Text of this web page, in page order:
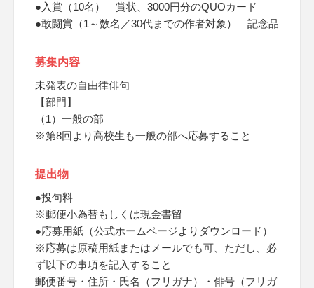
●入賞（10名） 賞状、3000円分のQUOカード
●敢闘賞（1～数名／30代までの作者対象） 記念品
募集内容
未発表の自由律俳句
【部門】
（1）一般の部
※第8回より高校生も一般の部へ応募すること
提出物
●投句料
※郵便小為替もしくは現金書留
●応募用紙（公式ホームページよりダウンロード）
※応募は原稿用紙またはメールでも可、ただし、必
ず以下の事項を記入すること
郵便番号・住所・氏名（フリガナ）・俳号（フリガ